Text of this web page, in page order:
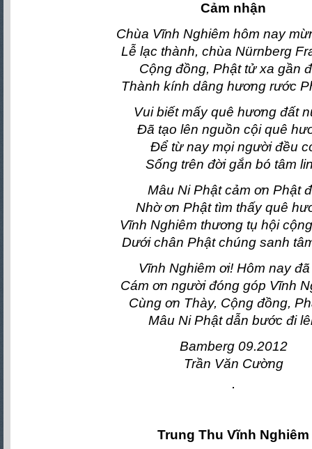
Cảm nhận
Chùa Vĩnh Nghiêm hôm nay
Lễ lạc thành, chùa Nürnberg
Cộng đồng, Phật tử xa gần
Thành kính dâng hương rước
Vui biết mấy quê hương đất
Đã tạo lên nguồn cội quê
Để từ nay mọi người đều
Sống trên đời gắn bó tâm
Mâu Ni Phật cảm ơn Phật
Nhờ ơn Phật tìm thấy quê
Vĩnh Nghiêm thương tụ hội
Dưới chân Phật chúng sanh
Vĩnh Nghiêm ơi! Hôm nay
Cám ơn người đóng góp Vĩnh
Cùng ơn Thày, Cộng đồng,
Mâu Ni Phật dẫn bước đi
Bamberg 09.2012
Trần Văn Cường
Trung Thu Vĩnh Nghiêm